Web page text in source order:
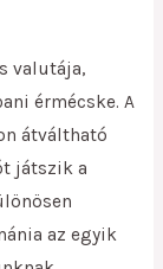
valutája,
érmécske. A
átváltható
játszik a
az egyik